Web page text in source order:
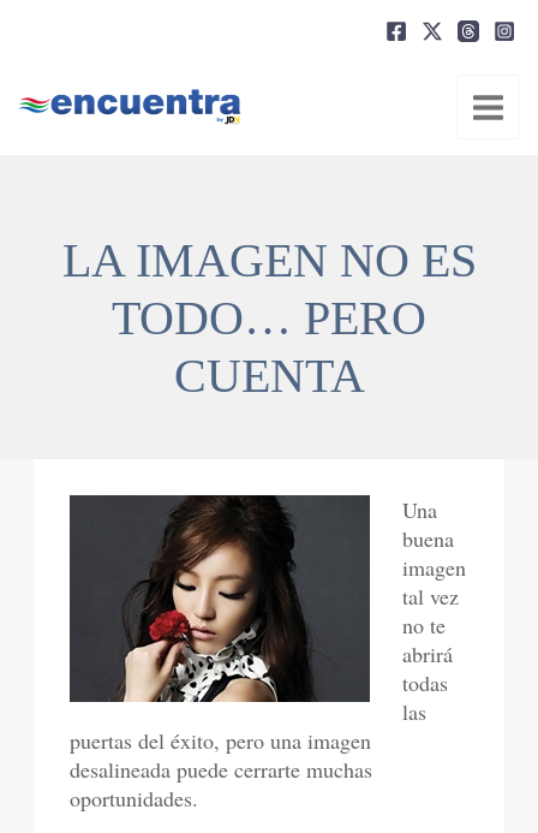
LA IMAGEN NO ES
TODO… PERO
CUENTA
Una
buena
imagen
tal vez
no te
abrirá
todas
las
puertas del éxito, pero una imagen
desalineada puede cerrarte muchas
oportunidades.